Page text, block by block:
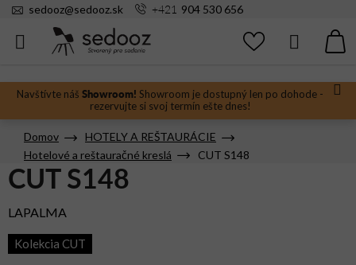
Prejsť
Navštívte náš Showroom! Showroom je dostupný len po dohode -
rezervujte si svoj termín ešte dnes!
sedooz@sedooz.sk +421 904 530 656
Hľadať
Domov
HOTELY A REŠTAURÁCIE
Hotelové a reštauračné kreslá
CUT S148
CUT S148
LAPALMA
Kolekcia CUT